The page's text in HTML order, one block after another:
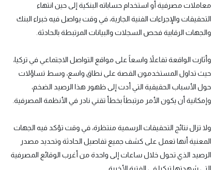
معاملات مصرفية أو استخدام حساباته البنكية إلى حين انتهاء
التحقيقات والإجراءات الفنية الجارية، في وقت يواصل فيه خبراء البنك
والجهات الرقابية فحص السجلات والبيانات المرتبطة بالحادثة.
وأثارت الواقعة تفاعلاً واسعاً على مواقع التواصل الاجتماعي في تركيا،
حيث تداول المستخدمون القصة على نطاق واسع، وسط تساؤلات
حول الأسباب الحقيقية التي أدت إلى ظهور هذا الرصيد الضخم،
وإمكانية أن يكون الأمر مرتبطاً بخطأ تقني نادر في الأنظمة المصرفية.
ولا تزال نتائج التحقيقات الرسمية منتظرة، في وقت تؤكد فيه الجهات
المعنية أنها تعمل على كشف جميع تفاصيل الحادثة وتحديد مصدر
الرصيد الذي تحول خلال ساعات إلى واحدة من أغرب الوقائع المصرفية
التي شهدتها تركيا في الفترة الأخيرة.